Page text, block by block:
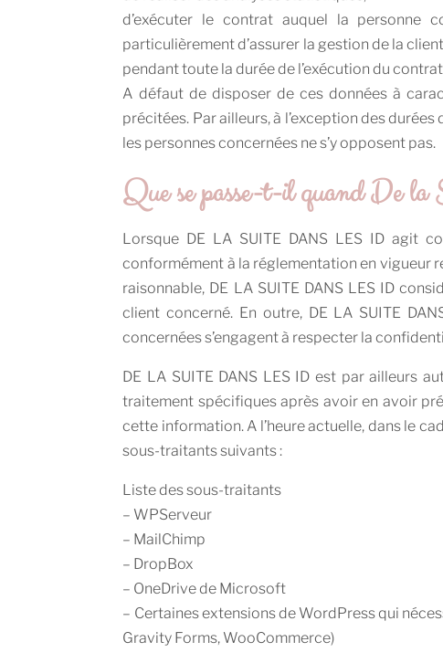
d’exécuter le contrat auquel la personne
particulièrement d’assurer la gestion de la
pendant toute la durée de l’exécution du
A défaut de disposer de ces données à
précitées. Par ailleurs, à l’exception des
les personnes concernées ne s’y opposent pas.
Que se passe-t-il quand De la
Lorsque DE LA SUITE DANS LES ID agit
conformément à la réglementation en vigueur
raisonnable, DE LA SUITE DANS LES ID
client concerné. En outre, DE LA SUITE
concernées s’engagent à respecter la
DE LA SUITE DANS LES ID est par ailleurs
traitement spécifiques après avoir en avoir
cette information. A l’heure actuelle, dans le
sous-traitants suivants :
Liste des sous-traitants
– WPServeur
– MailChimp
– DropBox
– OneDrive de Microsoft
– Certaines extensions de WordPress qui
Gravity Forms, WooCommerce)